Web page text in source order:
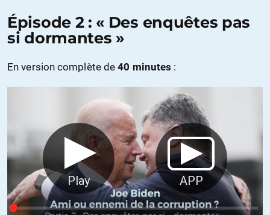
Épisode 2 : « Des enquêtes pas
si dormantes »
En version complète de40 minutes :